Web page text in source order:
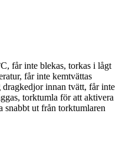
får inte blekas, torkas i lågt
får inte kemtvättas
innan tvätt, får inte
torktumla för att aktivera
snabbt ut från torktumlaren